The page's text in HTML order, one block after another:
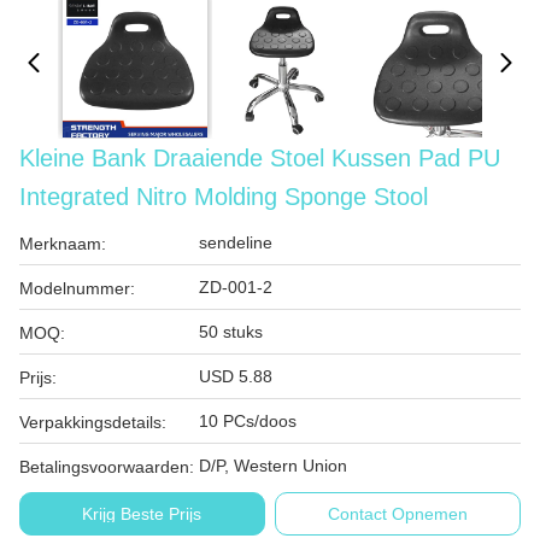
Kleine Bank Draaiende Stoel Kussen Pad PU
Integrated Nitro Molding Sponge Stool
Merknaam: sendeline
Modelnummer: ZD-001-2
MOQ: 50 stuks
Prijs: USD 5.88
Verpakkingsdetails: 10 PCs/doos
Betalingsvoorwaarden: D/P, Western Union
Krijg Beste Prijs Contact Opnemen